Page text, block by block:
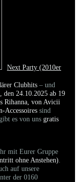
Next Party (2010er
Clubhits – und
den 24.10.2025 ab 19
Rihanna, von Avicii
Accessoires sind
es von uns gratis
mit Eurer Gruppe
ohne Anstehen)
auf unsere
der 0160